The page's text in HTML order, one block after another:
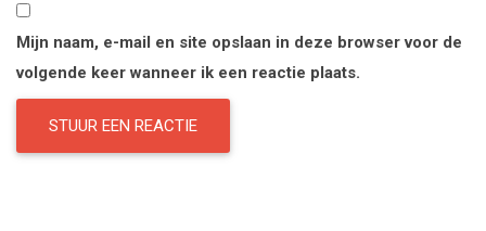
Mijn naam, e-mail en site opslaan in deze browser voor de
volgende keer wanneer ik een reactie plaats.